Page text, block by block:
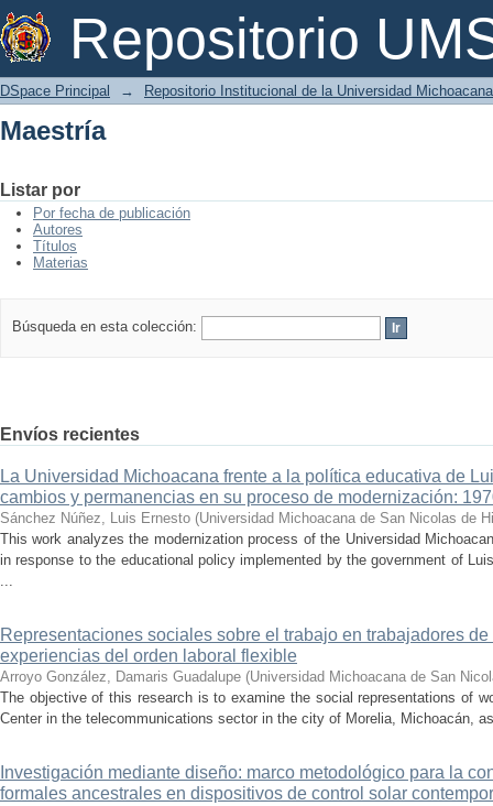
Repositorio
Maestría
DSpace Principal → Repositorio Institucional de la Universidad
Maestría
Listar por
Por fecha de publicación
Autores
Títulos
Materias
Búsqueda en esta colección:
Envíos recientes
La Universidad Michoacana frente a la política educativa de
cambios y permanencias en su proceso de modernización:
Sánchez Núñez, Luis Ernesto (Universidad Michoacana de San Nicolas de
This work analyzes the modernization process of the Universidad
in response to the educational policy implemented by the government of
...
Representaciones sociales sobre el trabajo en trabajadores
experiencias del orden laboral flexible
Arroyo González, Damaris Guadalupe (Universidad Michoacana de San
The objective of this research is to examine the social representations of
Center in the telecommunications sector in the city of Morelia, Michoacán,
Investigación mediante diseño: marco metodológico para la
formales ancestrales en dispositivos de control solar